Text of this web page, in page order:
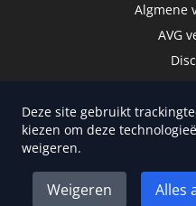
Algmene
AVG
Deze site gebruikt
kiezen om deze
weigeren.
Weigeren Alles